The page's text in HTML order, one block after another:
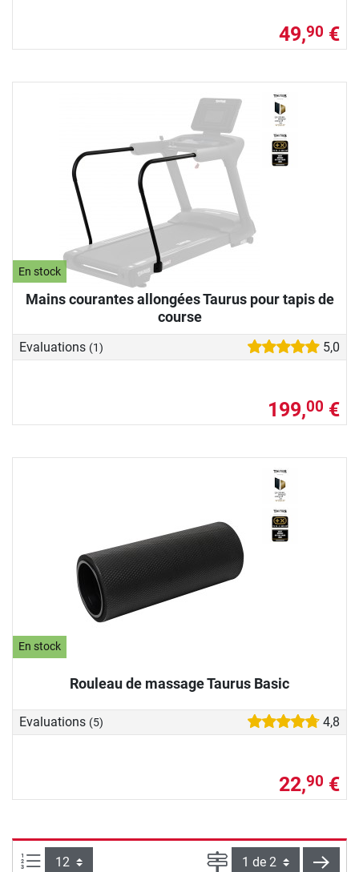
49,90 €
En stock
Mains courantes allongées Taurus pour tapis de
course
Evaluations (1) 5,0
199,00 €
En stock
Rouleau de massage Taurus Basic
Evaluations (5) 4,8
22,90 €
Articles par page : Page